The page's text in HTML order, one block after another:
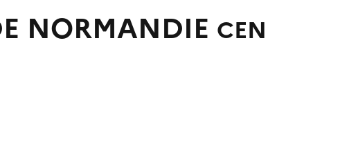
NORMANDIE CEN